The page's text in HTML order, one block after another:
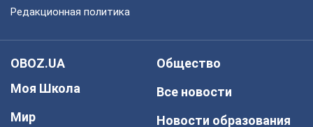
Редакционная политика
OBOZ.UA
Моя Школа
Мир
Общество
Все новости
Новости образования